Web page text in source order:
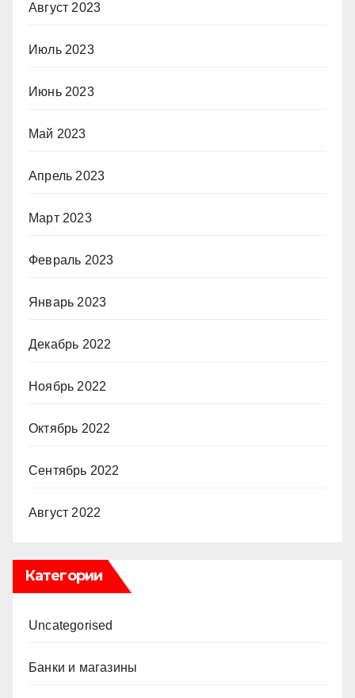
Август 2023
Июль 2023
Июнь 2023
Май 2023
Апрель 2023
Март 2023
Февраль 2023
Январь 2023
Декабрь 2022
Ноябрь 2022
Октябрь 2022
Сентябрь 2022
Август 2022
Категории
Uncategorised
Банки и магазины